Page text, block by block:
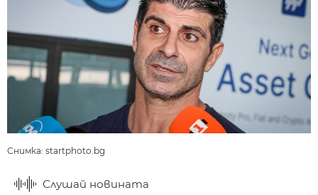
Снимка: startphoto.bg
Слушай новината